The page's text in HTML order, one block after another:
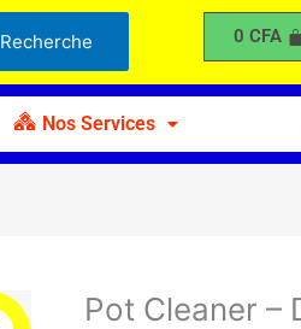
Recherche 0 CFA
Nos Services
Pot Cleaner –
quantité
de
Cuisine